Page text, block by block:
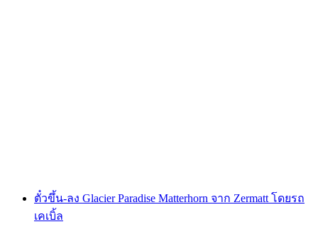
ตั๋วขึ้น-ลง Glacier Paradise Matterhorn จาก Zermatt โดยรถ
เคเบิ้ล